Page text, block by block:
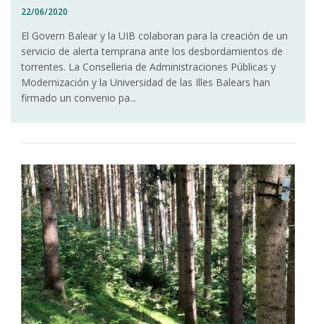
22/06/2020
El Govern Balear y la UIB colaboran para la creación de un
servicio de alerta temprana ante los desbordamientos de
torrentes. La Conselleria de Administraciones Públicas y
Modernización y la Universidad de las Illes Balears han
firmado un convenio pa...